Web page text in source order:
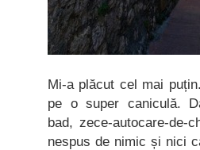
Mi-a plăcut cel mai
pe o super caniculă.
bad, zece-autocare-de-
nespus de nimic și nici